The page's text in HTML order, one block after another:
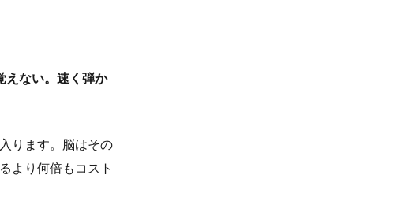
えない。速く弾か
ります。脳はその
より何倍もコスト